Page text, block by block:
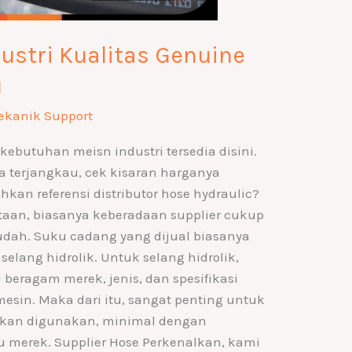
Kualitas Genuine
Support
meisn industri tersedia disini.
terjangkau, cek kisaran harganya
referensi distributor hose hydraulic?
biasanya keberadaan supplier cukup
Suku cadang yang dijual biasanya
hidrolik. Untuk selang hidrolik,
merek, jenis, dan spesifikasi
Maka dari itu, sangat penting untuk
digunakan, minimal dengan
Supplier Hose Perkenalkan, kami